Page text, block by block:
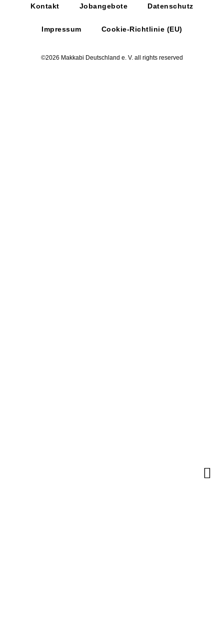
©2026 Makkabi Deutschland e. V. all rights reserved
Kontakt Jobangebote Datenschutz
Impressum Cookie-Richtlinie (EU)